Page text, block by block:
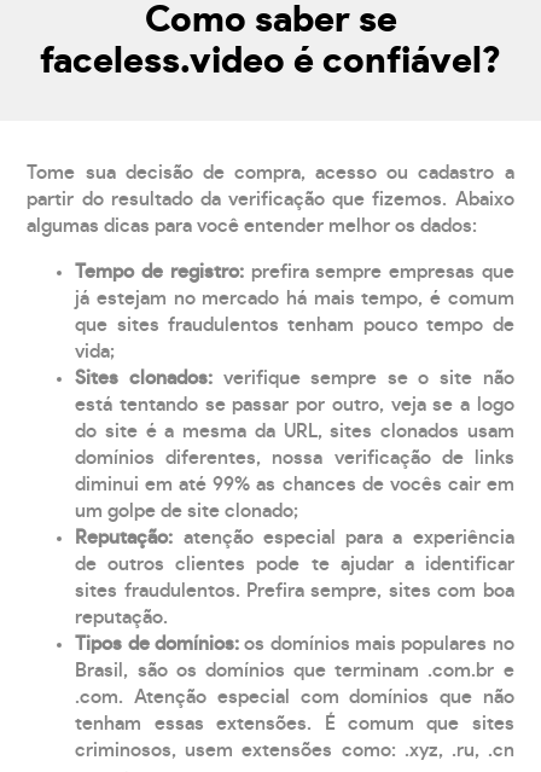
Como saber se
faceless.video é confiável?
Tome sua decisão de compra, acesso ou cadastro a
partir do resultado da verificação que fizemos. Abaixo
algumas dicas para você entender melhor os dados:
Tempo de registro: prefira sempre empresas que
já estejam no mercado há mais tempo, é comum
que sites fraudulentos tenham pouco tempo de
vida;
Sites clonados: verifique sempre se o site não
está tentando se passar por outro, veja se a logo
do site é a mesma da URL, sites clonados usam
domínios diferentes, nossa verificação de links
diminui em até 99% as chances de vocês cair em
um golpe de site clonado;
Reputação: atenção especial para a experiência
de outros clientes pode te ajudar a identificar
sites fraudulentos. Prefira sempre, sites com boa
reputação.
Tipos de domínios:os domínios mais populares no
Brasil, são os domínios que terminam .com.br e
.com. Atenção especial com domínios que não
tenham essas extensões. É comum que sites
criminosos, usem extensões como: .xyz, .ru, .cn